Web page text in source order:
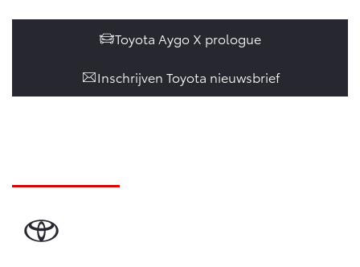
Toyota Aygo X prologue
Inschrijven Toyota nieuwsbrief